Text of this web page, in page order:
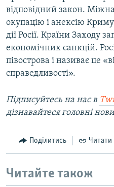
відповідний закон.
окупацію і анексію
дії Росії. Країни Заходу
економічних санкцій.
півострова і називає це
справедливості».
Підписуйтесь на наc в
дізнавайтеся головні
Поділитись Читати
Читайте також